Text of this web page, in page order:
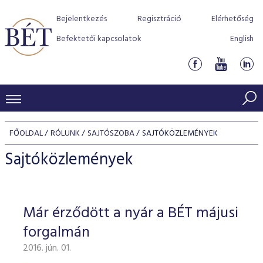
Bejelentkezés Regisztráció
Elérhetőség
Befektetői kapcsolatok
English
KERESKEDÉSI ADATOK
INDEXEK
Jelzáloglevél indexek
Vállalati kötvény indexek
Azonnali Piac
Részvények
Származékos piac
BEFEKTETŐK
Részvény szekció
Hitelpapír szekció
BÉT szabályzatok
Befektetővédelem
Alkalmazott díjstruktúra
Elszámolás
Részvény és vállalati kötvény tőzsdei bevezetését
program
BÉT Xtend - Részvénypiac egyszerűen
TŐZSDETAGOK
Tőzsdetagok, üzletkötők
VENDOROK
FŐOLDAL RÓLUNK SAJTÓSZOBA SAJTÓKÖZLEMÉNYEK
Sajtóközlemények
Már érződött a nyár a BÉT májusi
forgalmán
2016. jún. 01.